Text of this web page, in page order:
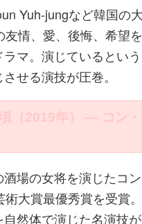
Yuh-jungなど韓国の
友情、愛、後悔、希望
マ。演じているとい
せる演技が圧巻。
（2019年） ― コン・
場の女将を演じたコ
術大賞最優秀賞を受賞
然体で演じた名演技